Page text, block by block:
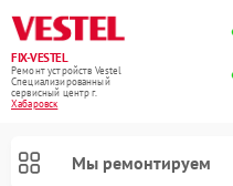
FIX-VESTEL
Ремонт устройств Vestel
Специализированный
cервисный центр г.
Хабаровск
Мы ремонтируем